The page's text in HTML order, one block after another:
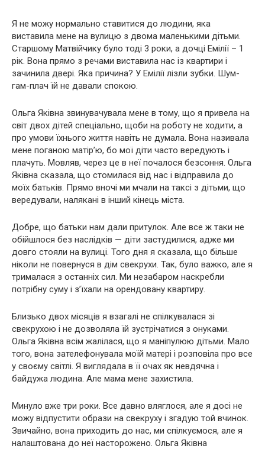
Я не можу нормально ставитися до людини, яка
виставила мене на вулицю з двома маленькими дітьми.
Старшому Матвійчику було тоді 3 роки, а дочці Емілії – 1
рік. Вона прямо з речами виставила нас із квартири і
зачинила двері. Яка причина? У Емілії лізли зубки. Шум-
гам-плач їй не давали спокою.
Ольга Яківна звинувачувала мене в тому, що я привела на
світ двох дітей спеціально, щоби на роботу не ходити, а
про умови їхнього життя навіть не думала. Вона називала
мене поганою матір’ю, бо мої діти часто вередують і
плачуть. Мовляв, через це в неї почалося безсоння. Ольга
Яківна сказала, що стомилася від нас і відправила до
моїх батьків. Прямо вночі ми мчали на таксі з дітьми, що
вередували, налякані в інший кінець міста.
Добре, що батьки нам дали притулок. Але все ж таки не
обійшлося без наслідків — діти застудилися, адже ми
довго стояли на вулиці. Того дня я сказала, що більше
ніколи не повернуся в дім свекрухи. Так, було важко, але я
трималася з останніх сил. Ми незабаром наскребли
потрібну суму і з’їхали на орендовану квартиру.
Близько двох місяців я взагалі не спілкувалася зі
свекрухою і не дозволяла їй зустрічатися з онуками.
Ольга Яківна всім жалілася, що я маніпулюю дітьми. Мало
того, вона зателефонувала моїй матері і розповіла про все
у своєму світлі. Я виглядала в її очах як невдячна і
байдужа людина. Але мама мене захистила.
Минуло вже три роки. Все давно вляглося, але я досі не
можу відпустити образи на свекруху і згадую той вчинок.
Звичайно, вона приходить до нас, ми спілкуємося, але я
налаштована до неї насторожено. Ольга Яківна